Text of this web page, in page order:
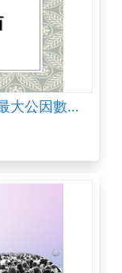
康軒版本數學領域，第一單元―最大公因數與最小公倍數練習題